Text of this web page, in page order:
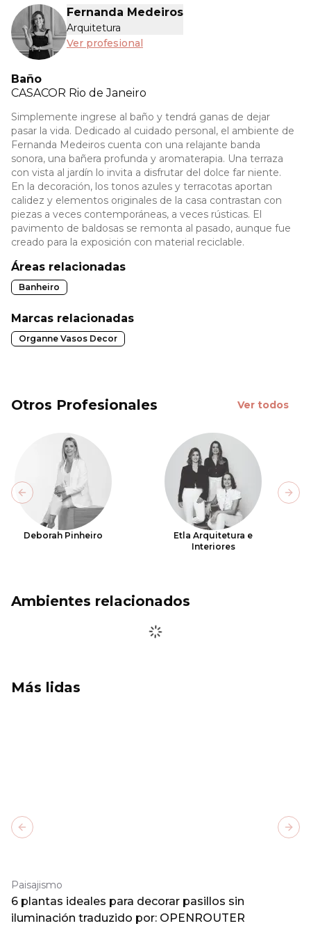
Fernanda Medeiros
Arquitetura
Ver profesional
Baño
CASACOR Rio de Janeiro
Simplemente ingrese al baño y tendrá ganas de dejar
pasar la vida. Dedicado al cuidado personal, el ambiente de
Fernanda Medeiros cuenta con una relajante banda
sonora, una bañera profunda y aromaterapia. Una terraza
con vista al jardín lo invita a disfrutar del dolce far niente.
En la decoración, los tonos azules y terracotas aportan
calidez y elementos originales de la casa contrastan con
piezas a veces contemporáneas, a veces rústicas. El
pavimento de baldosas se remonta al pasado, aunque fue
creado para la exposición con material reciclable.
Áreas relacionadas
Banheiro
Marcas relacionadas
Organne Vasos Decor
Otros Profesionales Ver todos
Deborah Pinheiro
Etla Arquitetura e
Interiores
Previous slide
Ambientes relacionados
Más lidas
Paisajismo
6 plantas ideales para decorar pasillos sin
iluminación traduzido por: OPENROUTER
Previous slide